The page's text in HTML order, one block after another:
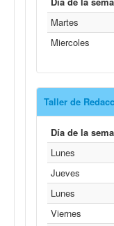
Martes
Miercoles
Taller de
Día de la
Lunes
Jueves
Lunes
Viernes